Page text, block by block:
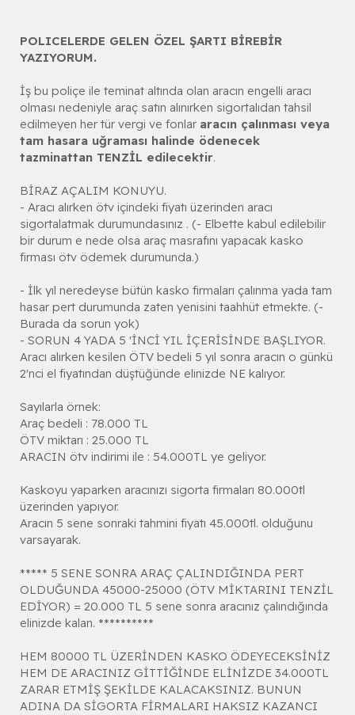
POLICELERDE GELEN ÖZEL ŞARTI BİREBİR
YAZIYORUM.
İş bu poliçe ile teminat altında olan aracın engelli aracı
olması nedeniyle araç satın alınırken sigortalıdan tahsil
edilmeyen her tür vergi ve fonlar aracın çalınması veya
tam hasara uğraması halinde ödenecek
tazminattan TENZİL edilecektir.
BİRAZ AÇALIM KONUYU.
- Aracı alırken ötv içindeki fiyatı üzerinden aracı
sigortalatmak durumundasınız . (- Elbette kabul edilebilir
bir durum e nede olsa araç masrafını yapacak kasko
firması ötv ödemek durumunda.)
- İlk yıl neredeyse bütün kasko firmaları çalınma yada tam
hasar pert durumunda zaten yenisini taahhüt etmekte. (-
Burada da sorun yok)
- SORUN 4 YADA 5 'İNCİ YIL İÇERİSİNDE BAŞLIYOR.
Aracı alırken kesilen ÖTV bedeli 5 yıl sonra aracın o günkü
2'nci el fiyatından düştüğünde elinizde NE kalıyor.
Sayılarla örnek:
Araç bedeli : 78.000 TL
ÖTV miktarı : 25.000 TL
ARACIN ötv indirimi ile : 54.000TL ye geliyor.
Kaskoyu yaparken aracınızı sigorta firmaları 80.000tl
üzerinden yapıyor.
Aracın 5 sene sonraki tahmini fiyatı 45.000tl. olduğunu
varsayarak.
***** 5 SENE SONRA ARAÇ ÇALINDIĞINDA PERT
OLDUĞUNDA 45000-25000 (ÖTV MİKTARINI TENZİL
EDİYOR) = 20.000 TL 5 sene sonra aracınız çalındığında
elinizde kalan. **********
HEM 80000 TL ÜZERİNDEN KASKO ÖDEYECEKSİNİZ
HEM DE ARACINIZ GİTTİĞİNDE ELİNİZDE 34.000TL
ZARAR ETMİŞ ŞEKİLDE KALACAKSINIZ. BUNUN
ADINA DA SİGORTA FİRMALARI HAKSIZ KAZANCI